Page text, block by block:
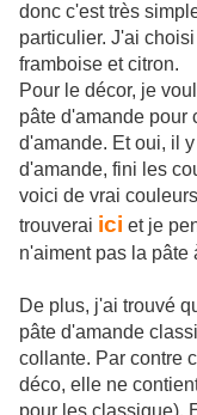
donc c'est très
particulier. J'ai
framboise et citron.
Pour le décor, je
pâte d'amande pour
d'amande. Et oui, il
d'amande, fini les
voici de vrai
trouverai ici et je
n'aiment pas la pâte
De plus, j'ai trouvé
pâte d'amande
collante. Par contre
déco, elle ne